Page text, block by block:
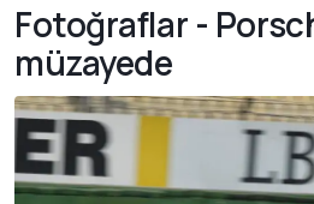
Fotoğraflar -
müzayede